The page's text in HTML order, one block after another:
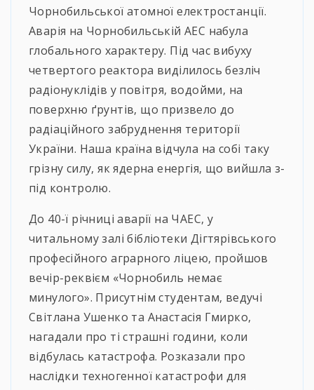
Чорнобильської атомної електростанції.
Аварія на Чорнобильській АЕС набула
глобального характеру. Під час вибуху
четвертого реактора виділилось безліч
радіонуклідів у повітря, водойми, на
поверхню ґрунтів, що призвело до
радіаційного забруднення території
України. Наша країна відчула на собі таку
грізну силу, як ядерна енергія, що вийшла з-
під контролю.
До 40-ї річниці аварії на ЧАЕС, у
читальному залі бібліотеки Дігтярівського
професійного аграрного ліцею, пройшов
вечір-реквієм «Чорнобиль немає
минулого». Присутнім студентам, ведучі
Світлана Ушенко та Анастасія Гмирко,
нагадали про ті страшні години, коли
відбулась катастрофа. Розказали про
наслідки техногенної катастрофи для